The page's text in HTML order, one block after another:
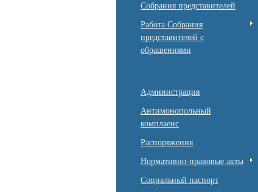
Собрания представителей
Работа Собрания
представителей с
обращениями
Администрация
Антимонопольный
комплаенс
Распоряжения
Нормативно-правовые акты
Социальный паспорт